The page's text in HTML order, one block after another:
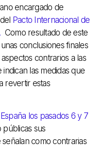
encargado de
Pacto Internacional de
Como resultado de este
conclusiones finales
contrarios a las
las medidas que
revertir estas
los pasados 6 y 7
públicas sus
como contrarias